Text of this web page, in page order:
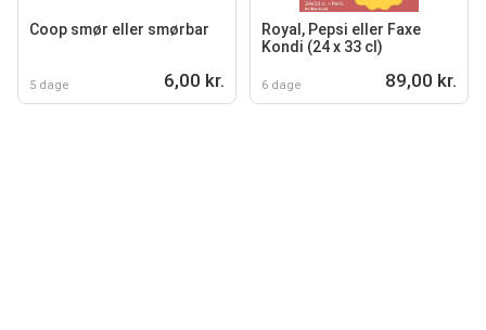
Coop smør eller smørbar
5 dage 6,00 kr.
Royal, Pepsi eller Faxe
Kondi (24 x 33 cl)
6 dage 89,00 kr.